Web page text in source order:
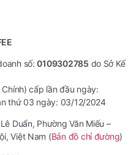
số:0109302785 do Sở Kế
cấp lần đầu ngày:
thứ 03 ngày: 03/12/2024
Duẩn, Phường Văn Miếu –
Việt Nam (Bản đồ chỉ đường)